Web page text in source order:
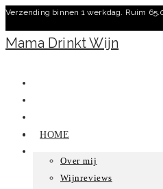
Ga
naar
inhoud
Verzending binnen 1 werkdag. Ruim
Mama Drinkt Wijn
HOME
Over mij
Wijnreviews